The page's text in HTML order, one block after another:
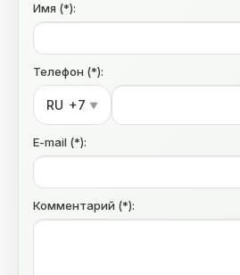
Имя (*):
Телефон (*):
RU +7 ▼
E-mail (*):
Комментарий (*):